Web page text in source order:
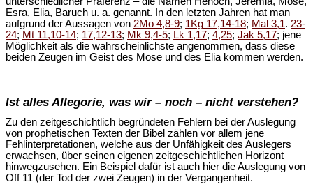
Esra, Elia, Baruch u. a. genannt. In den letzten Jahren hat man
aufgrund der Aussagen von 2Mo 4,8-9; 1Kg 17,14-18; Mal 3,1. 23-
24; Mt 11,10-14; 17,12-13; Mk 9,4-5; Lk 1,17; 4,25; Jak 5,17; jene
Möglichkeit als die wahrscheinlichste angenommen, dass diese
beiden Zeugen im Geist des Mose und des Elia kommen werden.
Ist alles Allegorie, was wir – noch – nicht verstehen?
Zu den zeitgeschichtlich begründeten Fehlern bei der Auslegung
von prophetischen Texten der Bibel zählen vor allem jene
Fehlinterpretationen, welche aus der Unfähigkeit des Auslegers
erwachsen, über seinen eigenen zeitgeschichtlichen Horizont
hinwegzusehen. Ein Beispiel dafür ist auch hier die Auslegung von
Off 11 (der Tod der zwei Zeugen) in der Vergangenheit.